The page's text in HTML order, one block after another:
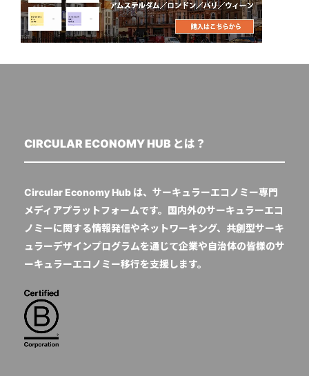
CIRCULAR ECONOMY HUB とは？
Circular Economy Hub は、サーキュラーエコノミー専門
メディアプラットフォームです。国内外のサーキュラーエコ
ノミーに関する情報発信やネットワーキング、共創型サーキ
ュラーデザインプログラムを通じて企業や自治体の皆様のサ
ーキュラーエコノミー移行を支援します。